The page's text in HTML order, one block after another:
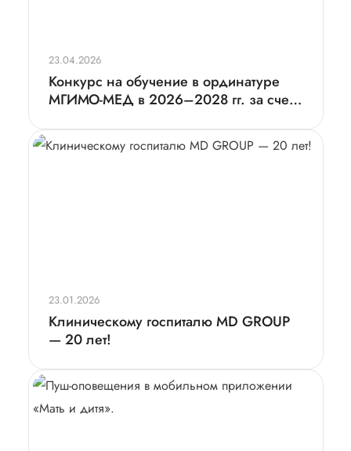
23.04.2026
Конкурс на обучение в ординатуре
МГИМО-МЕД в 2026–2028 гг. за счет
Дитя»
23.01.2026
Клиническому госпиталю MD GROUP
— 20 лет!